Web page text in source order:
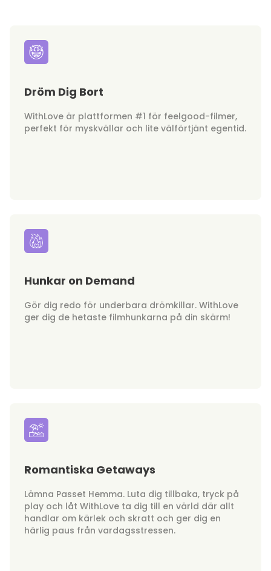
Dröm Dig Bort
WithLove är plattformen #1 för feelgood-filmer,
perfekt för myskvällar och lite välförtjänt egentid.
Hunkar on Demand
Gör dig redo för underbara drömkillar. WithLove
ger dig de hetaste filmhunkarna på din skärm!
Romantiska Getaways
Lämna Passet Hemma. Luta dig tillbaka, tryck på
play och låt WithLove ta dig till en värld där allt
handlar om kärlek och skratt och ger dig en
härlig paus från vardagsstressen.